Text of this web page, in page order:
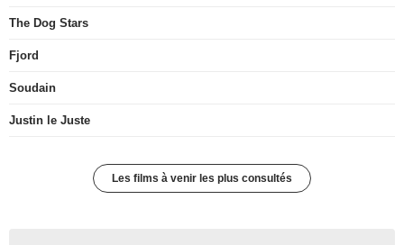
The Dog Stars
Fjord
Soudain
Justin le Juste
Les films à venir les plus consultés